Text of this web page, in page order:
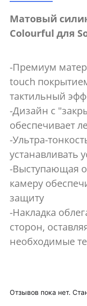
Матовый
Colourful для
-Премиум
touch
тактильный
-Дизайн с
обеспечивает
-Ультра-
устанавливать
-Выступающая
камеру
защиту
-Накладка
сторон,
необходимые
Отзывов пока нет.